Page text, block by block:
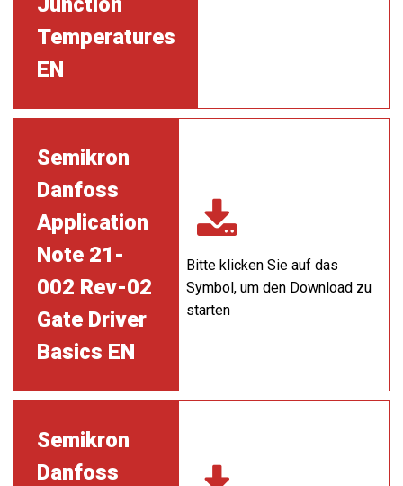
Temperatures
EN
Semikron
Danfoss
Application
Note 21-
002 Rev-02
Gate Driver
Basics EN
Bitte klicken Sie auf das
Symbol, um den Download zu
starten
Semikron
Danfoss